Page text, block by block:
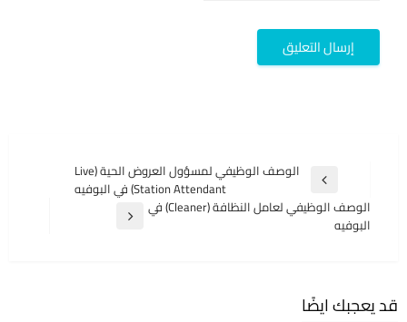
المقالات
المقالة
السابقة
الوصف الوظيفي لمسؤول العروض الحية (Live
Station Attendant) في البوفيه
المقالة
الوصف الوظيفي لعامل النظافة (Cleaner) في
البوفيه
قد يعجبك ايضًا